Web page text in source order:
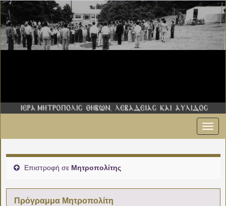
Επιστροφή σε Μητροπολίτης
Πρόγραμμα Μητροπολίτη